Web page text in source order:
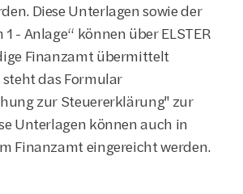
Diese Unterlagen sowie der
- Anlage“ können über ELSTER
Finanzamt übermittelt
das Formular
zur Steuererklärung" zur
Unterlagen können auch in
Finanzamt eingereicht werden.